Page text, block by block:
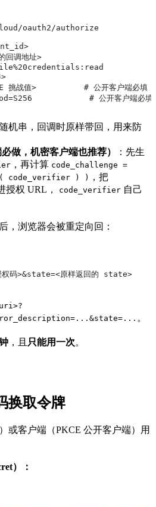
oauth2/authorize
回调地址>
>
战值>          # 公开客户端必填
# 公开客户端必填
机串，回调时原样带回，用来防
做，机密客户端也推荐）
：先生
，再计算 code_challenge =
code_verifier ) )
，把
授权 URL， code_verifier 自己
，浏览器会被重定向回：
码>&state=<原样返回的 state>
。
，且 只能用一次。
换取令牌
或客户端（PKCE 公开客户端）用
）：